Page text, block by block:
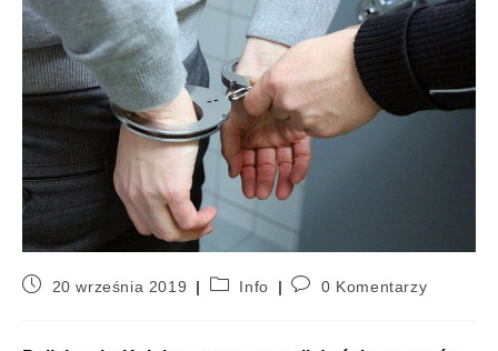
20 września 2019 Info 0 Komentarzy